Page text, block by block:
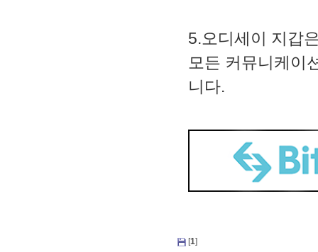
5.오디세이 지갑
모든 커뮤니케이
니다.
[1]